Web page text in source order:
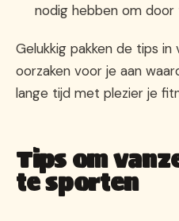
nodig hebben om
Gelukkig pakken de tips in
oorzaken voor je aan
lange tijd met plezier je
Tips om
te sporten